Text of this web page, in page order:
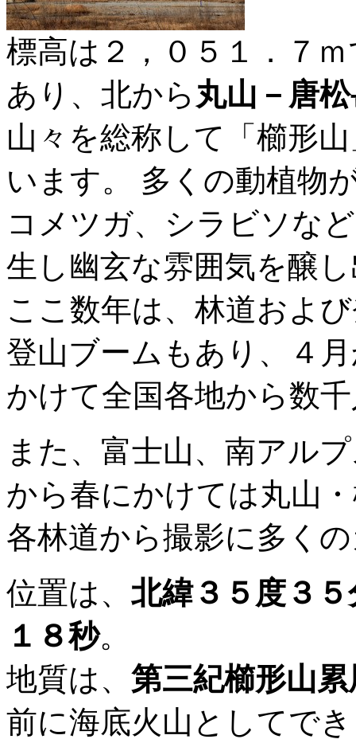
標高は２，０５１．７
あり、北から 丸山－唐
山々を総称して「櫛形
います。 多くの動植物
コメツガ、シラビソな
生し幽玄な雰囲気を醸
ここ数年は、林道およ
登山ブームもあり、４
かけて全国各地から数
また、富士山、南アル
から春にかけては丸山
各林道から撮影に多く
位置は、 北緯３５度３
１８秒。
地質は、 第三紀櫛形山累
前に海底火山としてで